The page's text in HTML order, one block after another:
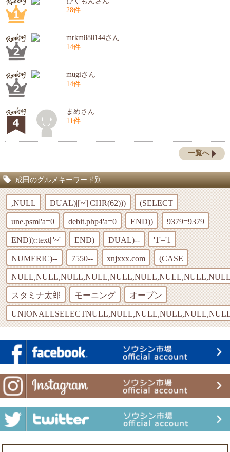
28件
mrkm880144さん
14件
mugiさん
14件
まめさん
11件
一覧へ
成田のグルメキーワード別
,NULL DUAL)||'~'||CHR(62))) (SELECT
une.psml'a=0 debit.php4'a=0 END)) 9379=9379
END))::text||'~' END) DUAL)-- '1'='1
NUMERIC)-- 7550-- xnjxxx.com (CASE
スタミナ太郎 モーニング オープン